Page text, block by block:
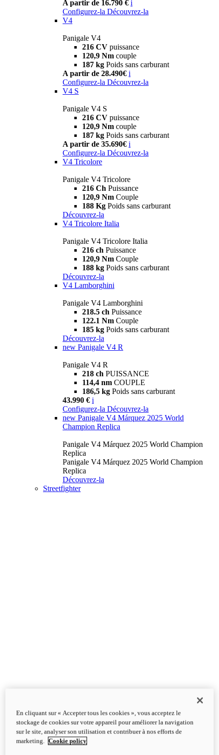
A partir de 16.790 € i
Configurez-la Découvrez-la
V4
Panigale V4
216 CV puissance
120,9 Nm couple
187 kg Poids sans carburant
A partir de 28.490€ i
Configurez-la Découvrez-la
V4 S
Panigale V4 S
216 CV puissance
120,9 Nm couple
187 kg Poids sans carburant
A partir de 35.690€ i
Configurez-la Découvrez-la
V4 Tricolore
Panigale V4 Tricolore
216 Ch Puissance
120,9 Nm Couple
188 Kg Poids sans carburant
Découvrez-la
V4 Tricolore Italia
Panigale V4 Tricolore Italia
216 ch Puissance
120,9 Nm Couple
188 kg Poids sans carburant
Découvrez-la
V4 Lamborghini
Panigale V4 Lamborghini
218.5 ch Puissance
122.1 Nm Couple
185 kg Poids sans carburant
Découvrez-la
new Panigale V4 R
Panigale V4 R
218 ch PUISSANCE
114,4 nm COUPLE
186,5 kg Poids sans carburant
43.990 € i
Configurez-la Découvrez-la
new Panigale V4 Márquez 2025 World
Champion Replica
Panigale V4 Márquez 2025 World Champion
Replica
Panigale V4 Márquez 2025 World Champion
Replica
Découvrez-la
Streetfighter
En cliquant sur « Accepter tous les cookies », vous acceptez le
stockage de cookies sur votre appareil pour améliorer la navigation
sur le site, analyser son utilisation et contribuer à nos efforts de
marketing.
Cookie policy